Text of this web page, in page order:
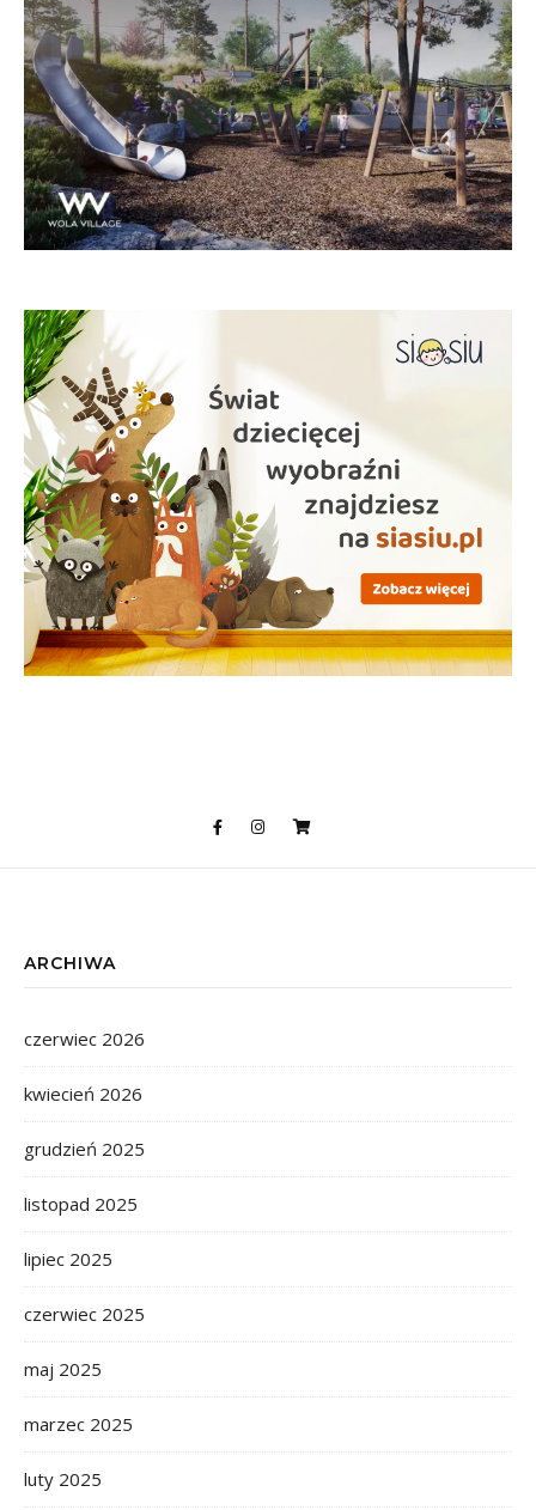
ARCHIWA
czerwiec 2026
kwiecień 2026
grudzień 2025
listopad 2025
lipiec 2025
czerwiec 2025
maj 2025
marzec 2025
luty 2025